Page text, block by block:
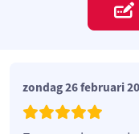
zondag 26 februari